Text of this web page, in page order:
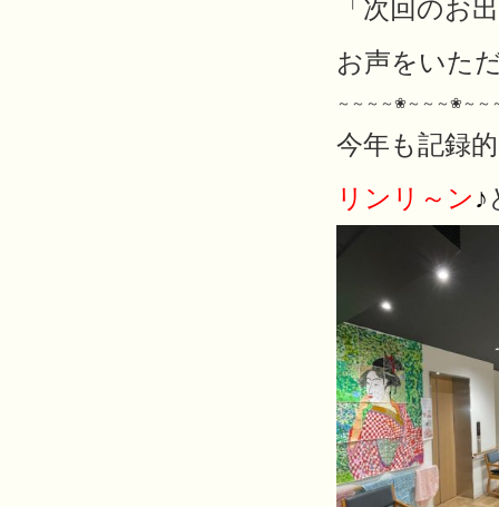
「次回のお
お声をいた
～～～～❀～～～❀～
今年も記録
リンリ～ン♪